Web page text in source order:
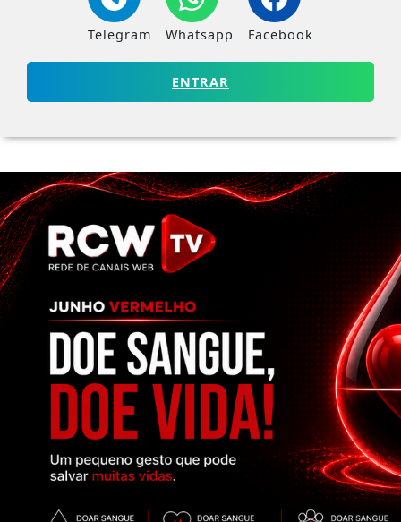
Telegram Whatsapp Facebook
ENTRAR